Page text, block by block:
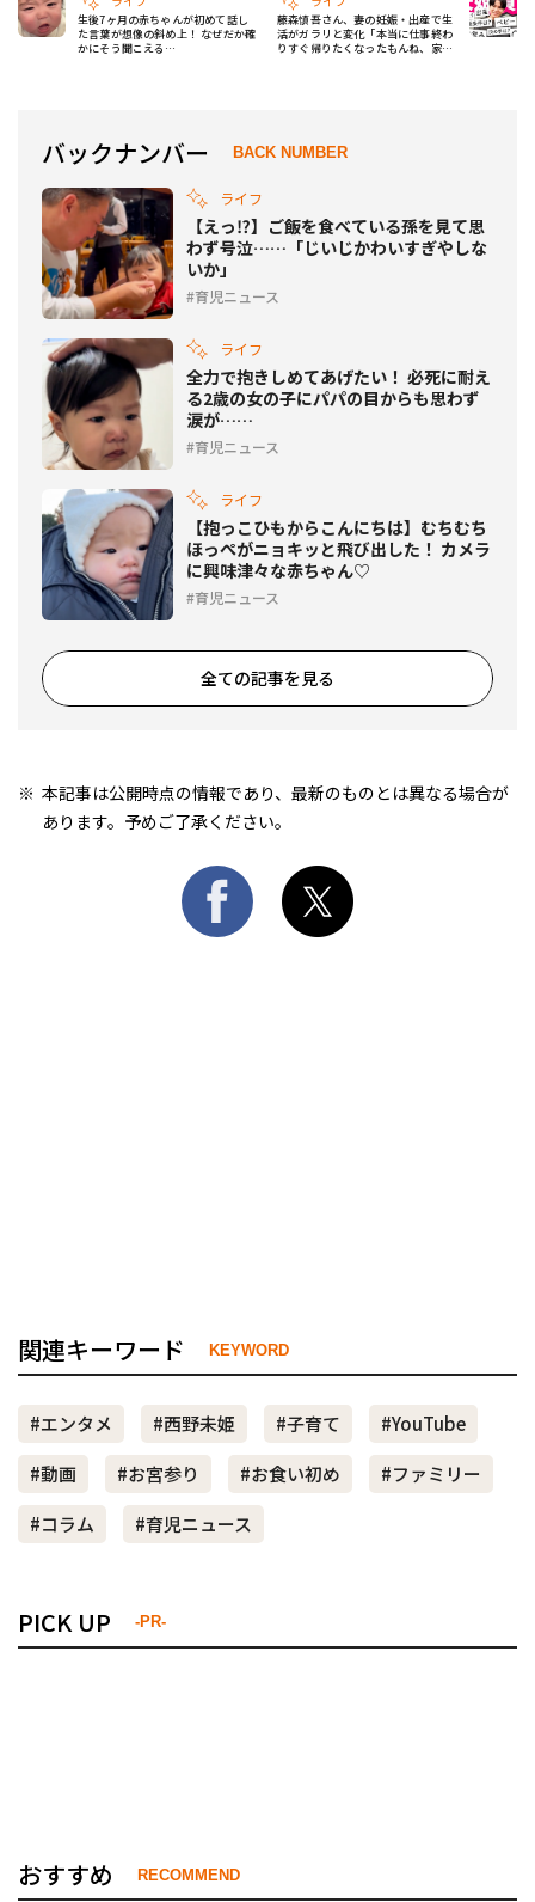
生後7ヶ月の赤ちゃんが初めて話し
た言葉が想像の斜め上！ なぜだか確
かにそう聞こえる…
藤森慎吾さん、妻の妊娠・出産で生
活がガラリと変化「本当に仕事終わ
りすぐ帰りたくなったもんね、家
バックナンバー BACK NUMBER
ライフ
【えっ⁉】ご飯を食べている孫を見て思
わず号泣……「じいじかわいすぎやしな
いか」
育児ニュース
ライフ
全力で抱きしめてあげたい！ 必死に耐え
る2歳の女の子にパパの目からも思わず
涙が……
育児ニュース
ライフ
【抱っこひもからこんにちは】むちむち
ほっぺがニョキッと飛び出した！ カメラ
に興味津々な赤ちゃん♡
育児ニュース
全ての記事を見る
本記事は公開時点の情報であり、最新のものとは異なる場合が
あります。予めご了承ください。
関連キーワード KEYWORD
#エンタメ #西野未姫 #子育て
#YouTube
#動画
#お宮参り #お食い初め
#ファミリー
#コラム
#育児ニュース
PICK UP -PR-
おすすめ RECOMMEND